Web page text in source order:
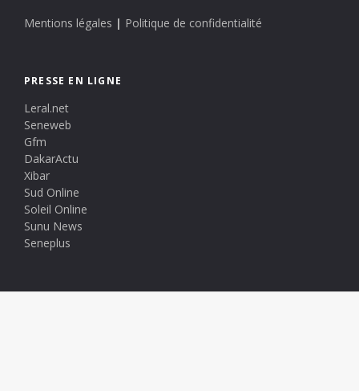
Mentions légales | Politique de confidentialité
PRESSE EN LIGNE
Leral.net
Seneweb
Gfm
DakarActu
Xibar
Sud Online
Soleil Online
Sunu News
Seneplus